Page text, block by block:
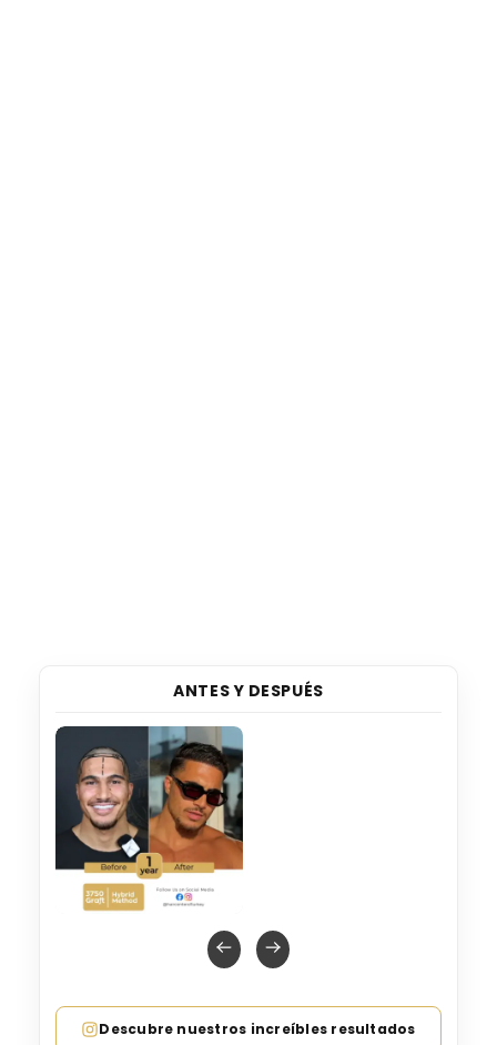
ANTES Y DESPUÉS
Descubre nuestros increíbles resultados